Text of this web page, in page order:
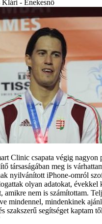
Klári - Énekesnő
Clinic csapata végig nagyon
társaságában meg is
nyilvánított iPhone-omról
olyan adatokat, évekkel
amikre nem is számítottam.
mindennel, mindenkinek
szakszerű segítséget kaptam